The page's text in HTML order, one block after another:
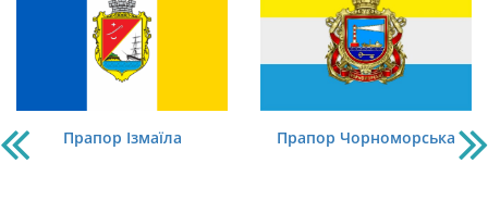
Прапор Ізмаїла Прапор Чорноморська